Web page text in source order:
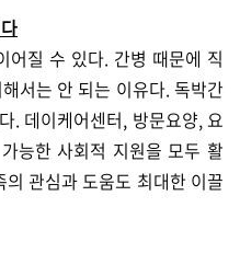
질 수 있다. 간병 때문에 직
서는 안 되는 이유다. 독박간
. 데이케어센터, 방문요양, 요
능한 사회적 지원을 모두 활
관심과 도움도 최대한 이끌